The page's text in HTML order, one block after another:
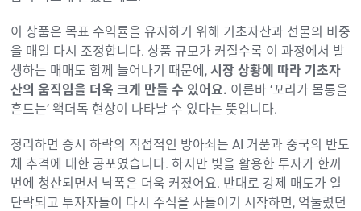
이 상품은 목표 수익률을 유지하기 위해 기초자산과 선물의 비중
을 매일 다시 조정합니다. 상품 규모가 커질수록 이 과정에서 발
생하는 매매도 함께 늘어나기 때문에, 시장 상황에 따라 기초자
산의 움직임을 더욱 크게 만들 수 있어요. 이른바 ‘꼬리가 몸통을
흔드는’ 왝더독 현상이 나타날 수 있다는 뜻입니다.
정리하면 증시 하락의 직접적인 방아쇠는 AI 거품과 중국의 반도
체 추격에 대한 공포였습니다. 하지만 빚을 활용한 투자가 한꺼
번에 청산되면서 낙폭은 더욱 커졌어요. 반대로 강제 매도가 일
단락되고 투자자들이 다시 주식을 사들이기 시작하면, 억눌렸던